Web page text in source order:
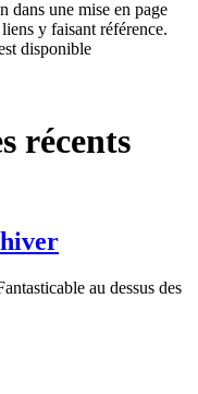
dans une mise en page
y faisant référence.
disponible
récents
au dessus des